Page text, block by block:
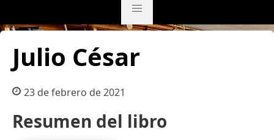
Julio César
23 de febrero de 2021
Resumen del libro